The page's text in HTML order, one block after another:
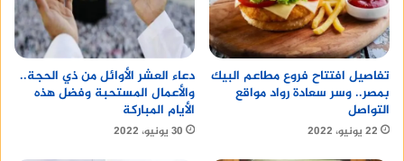
تفاصيل افتتاح فروع مطاعم البيك
بمصر.. وسر سعادة رواد مواقع
التواصل
22 يونيو، 2022
دعاء العشر الأوائل من ذي الحجة..
والأعمال المستحبة وفضل هذه
الأيام المباركة
30 يونيو، 2022